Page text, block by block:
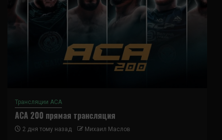
Трансляции ACA
ACA 200 прямая трансляция
2 дня тому назад Михаил Маслов